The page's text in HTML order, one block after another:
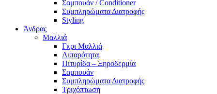
Σαμπουάν / Conditioner
Συμπληρώματα Διατροφής
Styling
Άνδρας
Μαλλιά
Γκρι Μαλλιά
Λιπαρότητα
Πιτυρίδα – Ξηροδερμία
Σαμπουάν
Συμπληρώματα Διατροφής
Τριχόπτωση